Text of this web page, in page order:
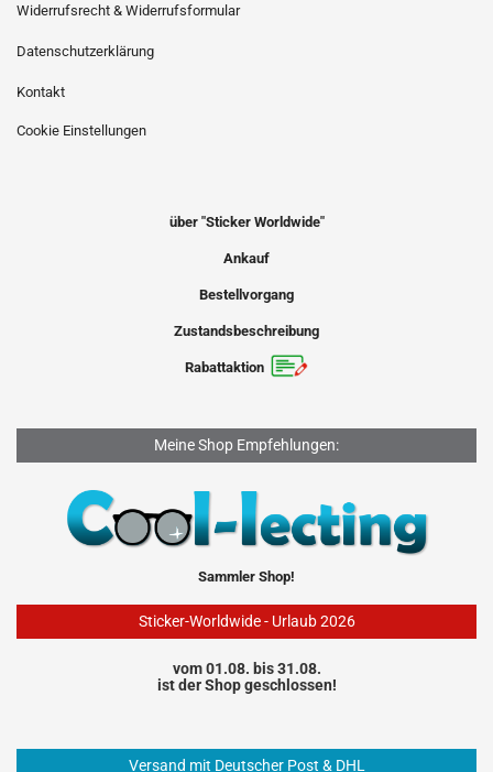
Widerrufsrecht & Widerrufsformular
Datenschutzerklärung
Kontakt
Cookie Einstellungen
über "Sticker Worldwide"
Ankauf
Bestellvorgang
Zustandsbeschreibung
Rabattaktion
Meine Shop Empfehlungen:
Sammler Shop!
Sticker-Worldwide - Urlaub 2026
vom 01.08. bis 31.08.
ist der Shop geschlossen!
Versand mit Deutscher Post & DHL